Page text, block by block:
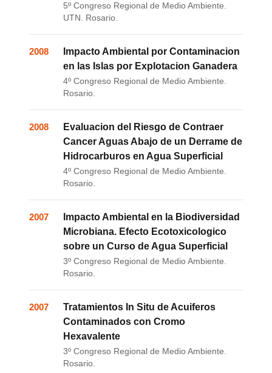
5º Congreso Regional de Medio Ambiente.
UTN. Rosario.
2008
Impacto Ambiental por Contaminacion
en las Islas por Explotacion Ganadera
4º Congreso Regional de Medio Ambiente.
Rosario.
2008
Evaluacion del Riesgo de Contraer
Cancer Aguas Abajo de un Derrame de
Hidrocarburos en Agua Superficial
4º Congreso Regional de Medio Ambiente.
Rosario.
2007
Impacto Ambiental en la Biodiversidad
Microbiana. Efecto Ecotoxicologico
sobre un Curso de Agua Superficial
3º Congreso Regional de Medio Ambiente.
Rosario.
2007
Tratamientos In Situ de Acuiferos
Contaminados con Cromo
Hexavalente
3º Congreso Regional de Medio Ambiente.
Rosario.